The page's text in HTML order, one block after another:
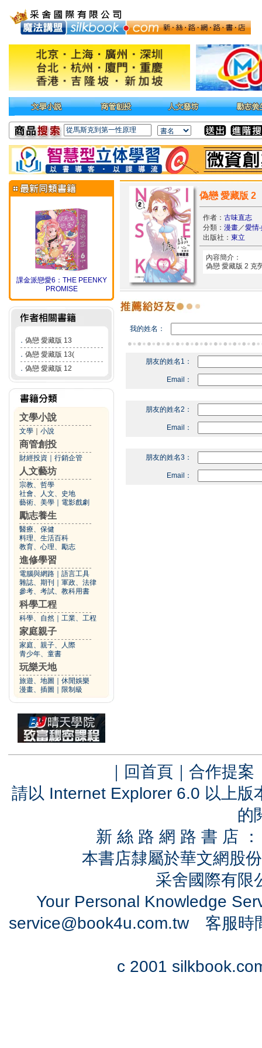
課金派戀愛6：THE PEENKY
PROMISE
． 偽戀 愛藏版 13
． 偽戀 愛藏版 13(
． 偽戀 愛藏版 12
文學小說
文學 小說
商管創投
財經投資 行銷企管
人文藝坊
宗教、哲學
社會、人文、史地
藝術、美學
電影戲劇
勵志養生
醫療、保健
料理、生活百科
教育、心理、勵志
進修學習
電腦與網路
語言工具
雜誌、期刊
軍政、法律
參考、考試、教科用書
科學工程
科學、自然 工業、工程
家庭親子
家庭、親子、人際
青少年、童書
玩樂天地
旅遊、地圖
休閒娛樂
漫畫、插圖
限制級
偽戀 愛藏版 2
作者： 古味直志
分類： 漫畫／愛情
出版社： 東立
內容簡介：
偽戀 愛藏版 2 克
我的姓名：
朋友的姓名1：
Email：
朋友的姓名2：
Email：
朋友的姓名3：
Email：
｜ 回首頁 ｜ 合作提案
請以 Internet Explorer 6.0 以上
的
新 絲 路 網 路 書 店
本書店隸屬於華文網股
采舍國際有
Your Personal Knowledge
service@book4u.com.tw客服時
c 2001